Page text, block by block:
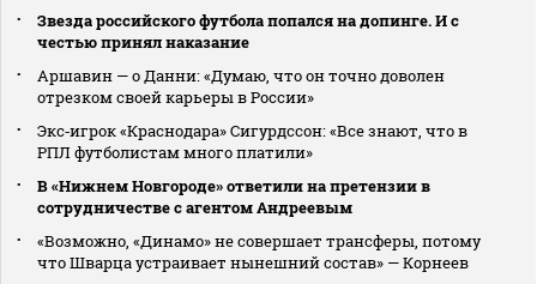
Звезда российского футбола попался на допинге. И с
честью принял наказание
Аршавин — о Данни: «Думаю, что он точно доволен
отрезком своей карьеры в России»
Экс‑игрок «Краснодара» Сигурдссон: «Все знают, что в
РПЛ футболистам много платили»
В «Нижнем Новгороде» ответили на претензии в
сотрудничестве с агентом Андреевым
«Возможно, «Динамо» не совершает трансферы, потому
что Шварца устраивает нынешний состав» — Корнеев